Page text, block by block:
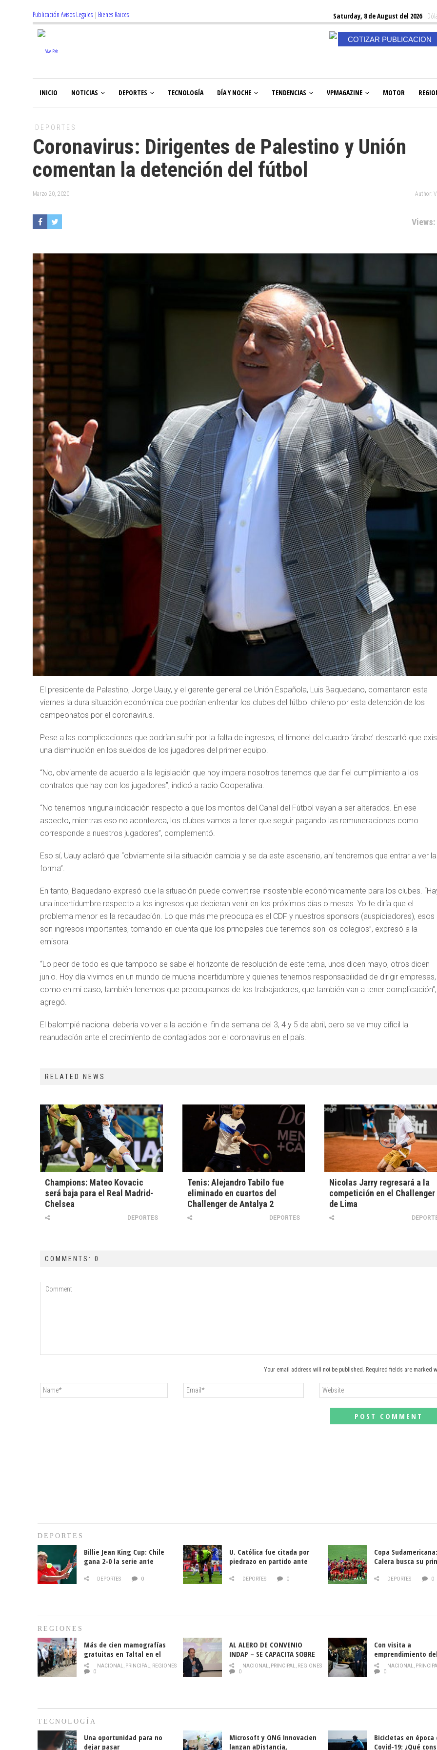
Publicación Avisos Legales | Bienes Raices Saturday, 8 de August del 2026
COTIZAR PUBLICACION
INICIO NOTICIAS DEPORTES TECNOLOGÍA DÍA Y NOCHE TENDENCIAS VPMAGAZINE MOTOR
DEPORTES
Coronavirus: Dirigentes de Palestino y Unión
comentan la detención del fútbol
Marzo 20, 2020 Author:
Views:
El presidente de Palestino, Jorge Uauy, y el gerente general de Unión Española, Luis Baquedano, comentaron este
viernes la dura situación económica que podrían enfrentar los clubes del fútbol chileno por esta detención de los
campeonatos por el coronavirus.
Pese a las complicaciones que podrían sufrir por la falta de ingresos, el timonel del cuadro ‘árabe’ descartó que
una disminución en los sueldos de los jugadores del primer equipo.
“No, obviamente de acuerdo a la legislación que hoy impera nosotros tenemos que dar fiel cumplimiento a los
contratos que hay con los jugadores”, indicó a radio Cooperativa.
“No tenemos ninguna indicación respecto a que los montos del Canal del Fútbol vayan a ser alterados. En ese
aspecto, mientras eso no acontezca, los clubes vamos a tener que seguir pagando las remuneraciones como
corresponde a nuestros jugadores”, complementó.
Eso sí, Uauy aclaró que “obviamente si la situación cambia y se da este escenario, ahí tendremos que entrar a ver la
forma”.
En tanto, Baquedano expresó que la situación puede convertirse insostenible económicamente para los clubes.
una incertidumbre respecto a los ingresos que debieran venir en los próximos días o meses. Yo te diría que el
problema menor es la recaudación. Lo que más me preocupa es el CDF y nuestros sponsors (auspiciadores), esos
son ingresos importantes, tomando en cuenta que los principales que tenemos son los colegios”, expresó a la
emisora.
“Lo peor de todo es que tampoco se sabe el horizonte de resolución de este tema, unos dicen mayo, otros dicen
junio. Hoy día vivimos en un mundo de mucha incertidumbre y quienes tenemos responsabilidad de dirigir empresas,
como en mi caso, también tenemos que preocuparnos de los trabajadores, que también van a tener complicación”,
agregó.
El balompié nacional debería volver a la acción el fin de semana del 3, 4 y 5 de abril, pero se ve muy difícil la
reanudación ante el crecimiento de contagiados por el coronavirus en el país.
RELATED NEWS
Champions: Mateo Kovacic
será baja para el Real Madrid-
Chelsea
DEPORTES
Tenis: Alejandro Tabilo fue
eliminado en cuartos del
Challenger de Antalya 2
DEPORTES
Nicolas Jarry regresará a la
competición en el Challenger
de Lima
COMMENTS: 0
Your email address will not be published. Required fields are marked
DEPORTES
Billie Jean King Cup: Chile
gana 2-0 la serie ante
DEPORTES 0
U. Católica fue citada por
piedrazo en partido ante
DEPORTES 0
Copa
Calera busca su
DEPORTES 0
REGIONES
Más de cien mamografías
gratuitas en Taltal en el
mes de la prevención del
cáncer de mama
NACIONAL, PRINCIPAL, REGIONES
0
AL ALERO DE CONVENIO
INDAP – SE CAPACITA SOBRE
PLAGA DROSOPHILA SUZUKII
NACIONAL, PRINCIPAL, REGIONES
0
Con visita a
emprendimiento
y llamado al
historia campesina
NACIONAL,
0
TECNOLOGÍA
Una oportunidad para no
dejar pasar
Microsoft y ONG Innovacien
lanzan aDistancia,
Bicicletas en época
Covid-19: ¿Qué